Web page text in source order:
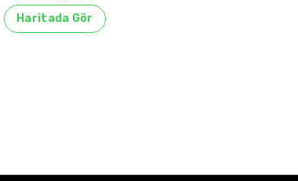
Haritada Gör